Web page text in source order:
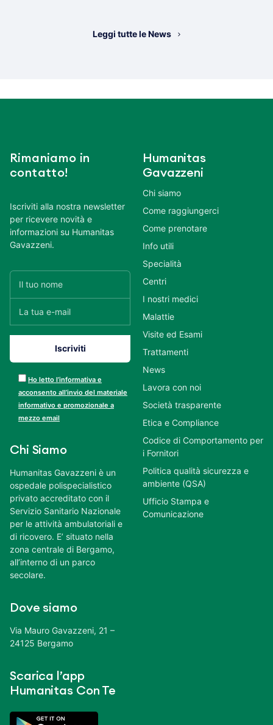
Leggi tutte le News
Rimaniamo in
contatto!
Iscriviti alla nostra newsletter
per ricevere novità e
informazioni su Humanitas
Gavazzeni.
Ho letto l’informativa e
acconsento all’invio del materiale
informativo e promozionale a
mezzo email
Chi Siamo
Humanitas Gavazzeni è un
ospedale polispecialistico
privato accreditato con il
Servizio Sanitario Nazionale
per le attività ambulatoriali e
di ricovero. E’ situato nella
zona centrale di Bergamo,
all’interno di un parco
secolare.
Dove siamo
Via Mauro Gavazzeni, 21 –
24125 Bergamo
Scarica l’app
Humanitas Con Te
Humanitas
Gavazzeni
Chi siamo
Come raggiungerci
Come prenotare
Info utili
Specialità
Centri
I nostri medici
Malattie
Visite ed Esami
Trattamenti
News
Lavora con noi
Società trasparente
Etica e Compliance
Codice di Comportamento per
i Fornitori
Politica qualità sicurezza e
ambiente (QSA)
Ufficio Stampa e
Comunicazione